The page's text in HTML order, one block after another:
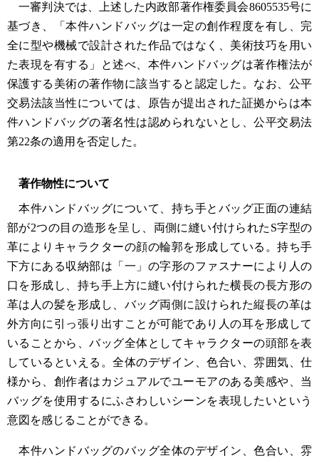
一審判決では、上述した内政部著作権委員会8605535号に
基づき、「本件ハンドバッグは一定の創作程度を有し、完
全に型や機械で設計された作品ではなく、美術技巧を用い
た表現を有する」と述べ、本件ハンドバッグは著作権法が
保護する美術の著作物に該当すると認定した。なお、公平
交易法該当性については、原告が提出された証拠からは本
件ハンドバッグの著名性は認められないとし、公平交易法
第22条の適用を否定した。
著作物性について
本件ハンドバッグについて、持ち手とバッグ正面の連結
部が2つの目の造形を呈し、両側に縫い付けられたS字型の
革によりキャラクターの顔の輪郭を形成している。持ち手
下方にある収納部は「一」の字形のファスナーにより人の
口を形成し、持ち手上方に縫い付けられた横長の長方形の
革は人の髪を形成し、バッグ両側に設けられた縦長の革は
外方向に引っ張り出すことが可能であり人の耳を形成して
いることから、バッグ全体としてキャラクターの頭部を表
しているといえる。全体のデザイン、色合い、雰囲気、仕
様から、創作者はカジュアルでユーモアのある美感や、当
バッグを使用するにふさわしいシーンを表現したいという
意図を感じることができる。
本件ハンドバッグのバッグ全体のデザイン、色合い、雰